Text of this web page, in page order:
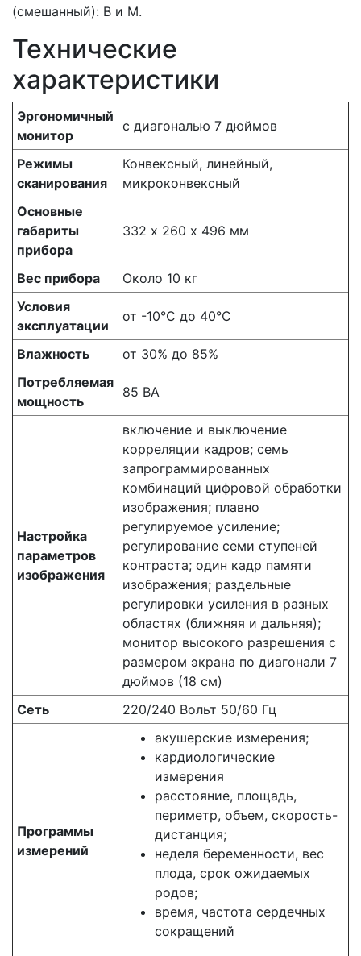
(смешанный): В и М.
Технические
характеристики
Эргономичный
монитор
с диагональю 7 дюймов
Режимы
сканирования
Конвексный, линейный,
микроконвексный
Основные
габариты
прибора
332 х 260 х 496 мм
Вес прибора
Около 10 кг
Условия
эксплуатации
от -10°С до 40°С
Влажность
от 30% до 85%
Потребляемая
мощность
85 ВА
Настройка
параметров
изображения
включение и выключение
корреляции кадров; семь
запрограммированных
комбинаций цифровой обработки
изображения; плавно
регулируемое усиление;
регулирование семи ступеней
контраста; один кадр памяти
изображения; раздельные
регулировки усиления в разных
областях (ближняя и дальняя);
монитор высокого разрешения с
размером экрана по диагонали 7
дюймов (18 см)
Сеть
220/240 Вольт 50/60 Гц
Программы
измерений
акушерские измерения;
кардиологические
измерения
расстояние, площадь,
периметр, объем, скорость-
дистанция;
неделя беременности, вес
плода, срок ожидаемых
родов;
время, частота сердечных
сокращений